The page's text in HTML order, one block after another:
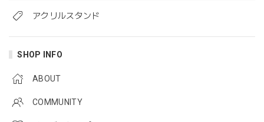
アクリルスタンド
SHOP INFO
ABOUT
COMMUNITY